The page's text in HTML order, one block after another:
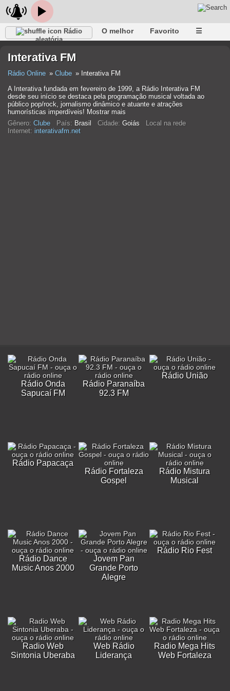
Rádio
aleatória
O melhor Favorito ☰
Interativa FM
Rádio Online Clube
Interativa FM
A Interativa fundada em fevereiro de 1999, a Rádio Interativa FM
desde seu início se destaca pela programação musical voltada ao
público pop/rock, jornalismo dinâmico e atuante e atrações
humorísticas imperdíveis! Mostrar mais
Gênero: Clube País: Brasil Cidade: Goiás
Local na rede
Internet: interativafm.net
Rádio Onda
Sapucaí FM
Rádio Paranaíba
92.3 FM
Rádio União
Rádio Papacaça
Rádio Fortaleza
Gospel
Rádio Mistura
Musical
Rádio Dance
Music Anos 2000
Jovem Pan
Grande Porto
Alegre
Rádio Rio Fest
Radio Web
Sintonia Uberaba
Web Rádio
Liderança
Radio Mega Hits
Web Fortaleza